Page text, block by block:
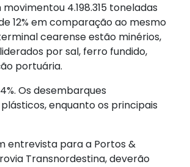
4.198.315 toneladas
12% em comparação ao mesmo
cearense estão minérios,
por sal, ferro fundido,
portuária.
Os desembarques
enquanto os principais
entrevista para a Portos &
Transnordestina, deverão